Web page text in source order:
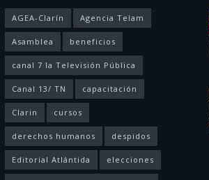
AGEA-Clarín Agencia Telam
Asamblea beneficios
canal 7 la Televisión Pública
Canal 13/ TN capacitación
Clarin cursos
derechos humanos despidos
Editorial Atlántida elecciones